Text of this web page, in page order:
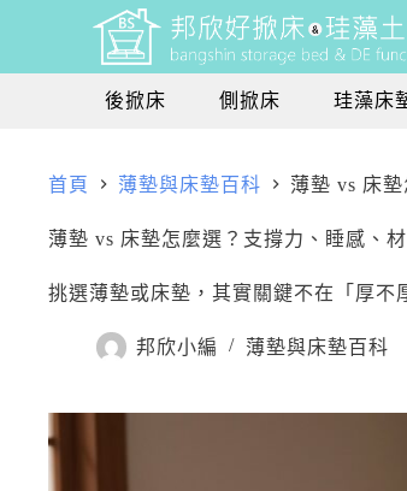
後掀床 側掀床 珪藻床
首頁 薄墊與床墊百科 薄墊 vs 床
薄墊 vs 床墊怎麼選？支撐力、睡感、
挑選薄墊或床墊，其實關鍵不在「厚不
邦欣小編 薄墊與床墊百科